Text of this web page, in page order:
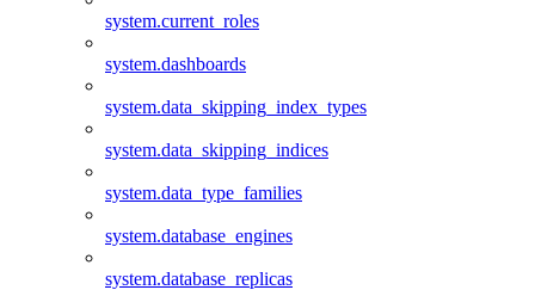
system.current_roles
system.dashboards
system.data_skipping_index_types
system.data_skipping_indices
system.data_type_families
system.database_engines
system.database_replicas